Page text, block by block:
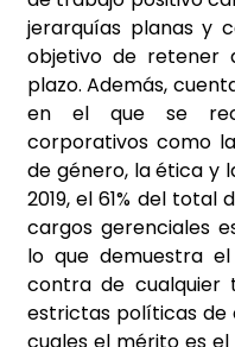
jerarquías planas y
objetivo de retener
plazo. Además,
en el que se
corporativos como
de género, la ética y
2019, el 61% del total
cargos gerenciales
lo que demuestra
contra de cualquier
estrictas políticas de
cuales el mérito es